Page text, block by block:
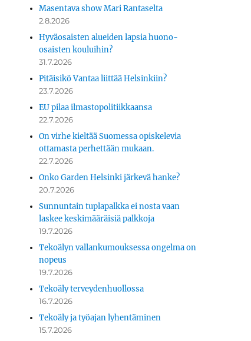
Masentava show Mari Rantaselta
2.8.2026
Hyväosaisten alueiden lapsia huono-
osaisten kouluihin?
31.7.2026
Pitäisikö Vantaa liittää Helsinkiin?
23.7.2026
EU pilaa ilmastopolitiikkaansa
22.7.2026
On virhe kieltää Suomessa opiskelevia
ottamasta perhettään mukaan.
22.7.2026
Onko Garden Helsinki järkevä hanke?
20.7.2026
Sunnuntain tuplapalkka ei nosta vaan
laskee keskimääräisiä palkkoja
19.7.2026
Tekoälyn vallankumouksessa ongelma on
nopeus
19.7.2026
Tekoäly terveydenhuollossa
16.7.2026
Tekoäly ja työajan lyhentäminen
15.7.2026